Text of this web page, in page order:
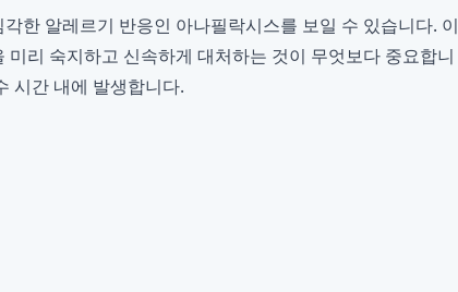
한 알레르기 반응인 아나필락시스를 보일 수 있습니다. 이
리 숙지하고 신속하게 대처하는 것이 무엇보다 중요합니
시간 내에 발생합니다.